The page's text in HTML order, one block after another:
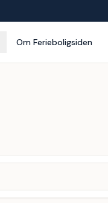
Om Ferieboligsiden
Inkl. rengøring